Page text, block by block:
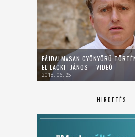
FÁJDALMASAN GYÖNYÖRŰ
EL LACKFI JÁNOS – VIDEÓ
2018. 06. 25.
HIRDETÉS